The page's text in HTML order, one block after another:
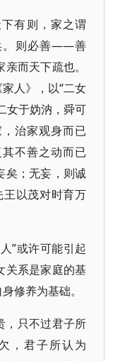
有则，家之谓
。则必善——善
而天下疏也。
人》，以“二女
女于妫汭，舜可
治家观身而已
不善之动而已
矣；无妄，则诚
以茂对时育万
”或许可能引起
关系是家庭的基
修养为基础。
，只不过君子所
，君子所认为